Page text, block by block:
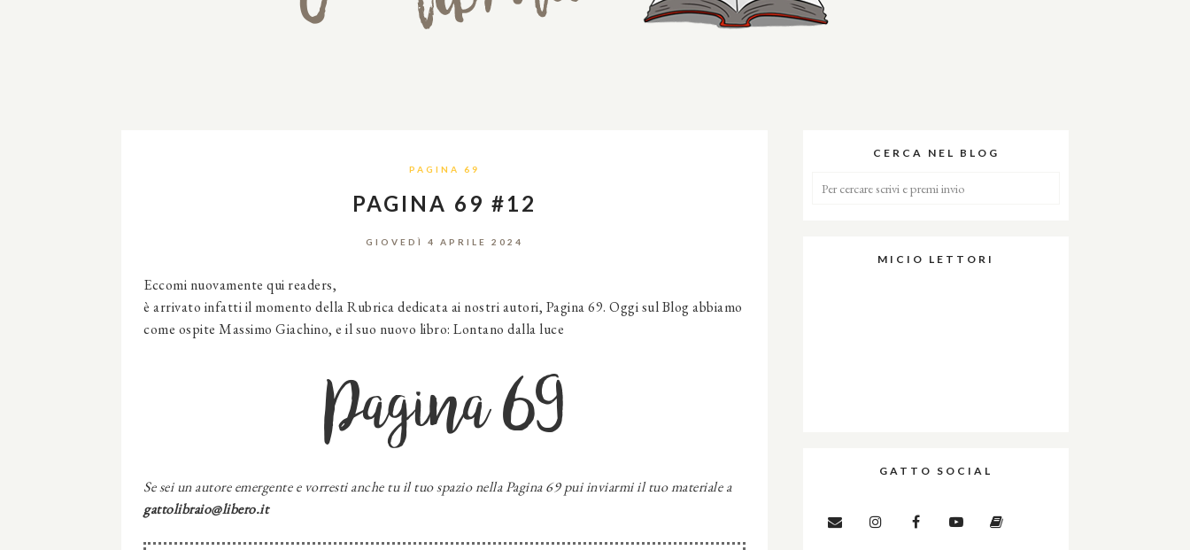
PAGINA 69
PAGINA 69 #12
GIOVEDÌ 4 APRILE 2024
Eccomi nuovamente qui readers,
è arrivato infatti il momento della Rubrica dedicata ai nostri autori, Pagina 69. Oggi sul Blog abbiamo
come ospite Massimo Giachino, e il suo nuovo libro: Lontano dalla luce
Pagina 69
Se sei un autore emergente e vorresti anche tu il tuo spazio nella Pagina 69 pui inviarmi il tuo materiale a
gattolibraio@libero.it
CERCA NEL BLOG
MICIO LETTORI
GATTO SOCIAL